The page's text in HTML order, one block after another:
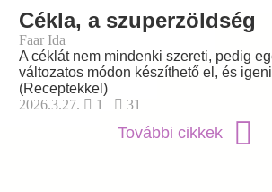
Cékla, a szuperzöldség
Faar Ida
A céklát nem mindenki szereti, pedig
változatos módon készíthető el, és
(Receptekkel)
2026.3.27.
1 31
További cikkek